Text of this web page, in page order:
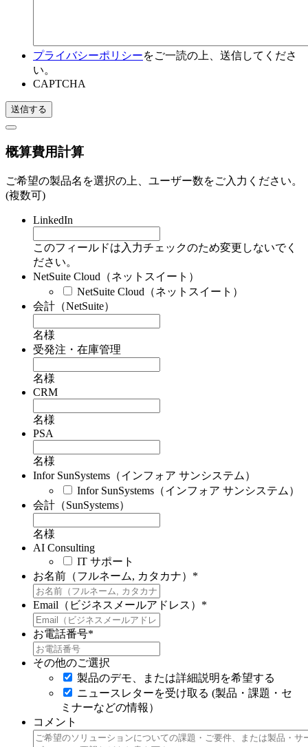
プライバシーポリシーをご一読の上、送信してくださ
い。
CAPTCHA
概算費用計算
ご希望の製品名を選択の上、ユーザー数をご入力ください。
(複数可)
LinkedIn
このフィールドは入力チェックのため変更しないでく
ださい。
NetSuite Cloud（ネットスイート）
NetSuite Cloud（ネットスイート）
会計（NetSuite）
名様
受発注・在庫管理
名様
CRM
名様
PSA
名様
Infor SunSystems（インフォア サンシステム）
Infor SunSystems（インフォア サンシステム）
会計（SunSystems）
名様
AI Consulting
IT サポート
お名前（フルネーム, カタカナ） *
Email（ビジネスメールアドレス） *
お電話番号*
その他のご選択
製品のデモ、または詳細説明を希望する
ニュースレターを受け取る (製品・課題・セ
ミナーなどの情報）
コメント